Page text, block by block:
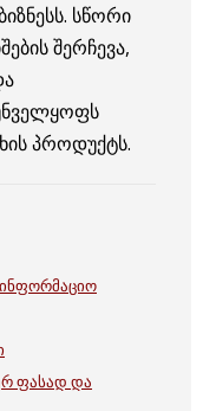
სწორი
შერჩევა,
პროდუქტს.
ფასად და